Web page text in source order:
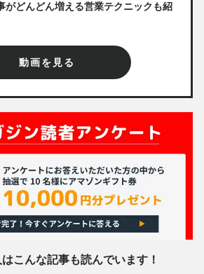
がどんどん増える営業テクニックも紹
動画を見る
こんな記事も読んでいます！